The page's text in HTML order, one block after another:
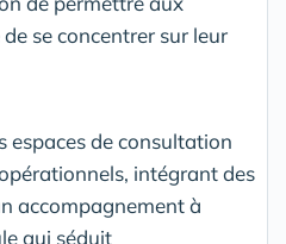
se concentrer sur leur
espaces de consultation
intégrant des
accompagnement à
qui séduit